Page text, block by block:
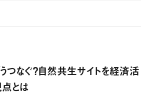
つなぐ？自然共生サイトを経済活
とは